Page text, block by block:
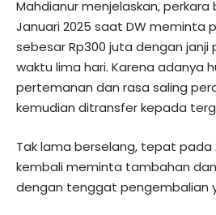
Mahdianur menjelaskan,
Januari 2025 saat DW meminta
sebesar Rp300 juta dengan
waktu lima hari. Karena adanya
pertemanan dan rasa saling
kemudian ditransfer kepada
Tak lama berselang, tepat pada
kembali meminta tambahan
dengan tenggat pengembalian